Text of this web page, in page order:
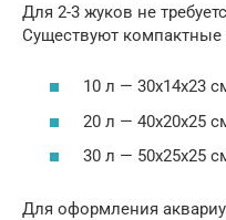
Для 2-3 жуков не
Существуют компактные
10 л — 30x14x23
20 л — 40x20x25
30 л — 50x25x25
Для оформления